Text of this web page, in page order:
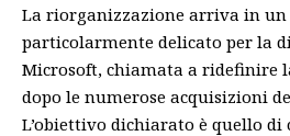
La riorganizzazione arriva in
particolarmente delicato per la
Microsoft, chiamata a ridefinire
dopo le numerose acquisizioni
L’obiettivo dichiarato è quello di